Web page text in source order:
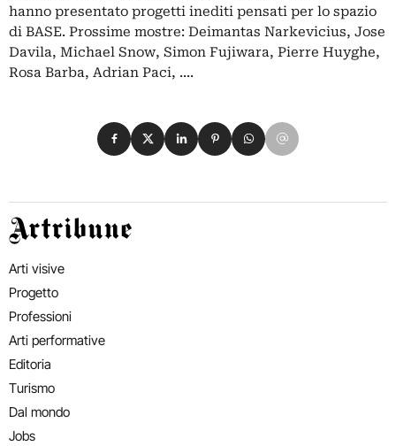
hanno presentato progetti inediti pensati per lo spazio
di BASE. Prossime mostre: Deimantas Narkevicius, Jose
Davila, Michael Snow, Simon Fujiwara, Pierre Huyghe,
Rosa Barba, Adrian Paci, ....
Condividi su Facebook
Condividi su X
Condividi su LinkedIn
Condividi su Pinterest
Condividi su WhatsApp
Condividi su Email
Artribune
Arti visive
Progetto
Professioni
Arti performative
Editoria
Turismo
Dal mondo
Jobs